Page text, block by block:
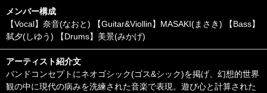
メンバー構成
【Vocal】奈音(なおと) 【Guitar&Viollin】MASAKI(まさき) 【Bass】
弑夕(しゆう) 【Drums】美景(みかげ)
アーティスト紹介文
バンドコンセプトにネオゴシック(ゴス&シック)を掲げ、幻想的世界
観の中に現代の病みを洗練された音楽で表現。遊び心と計算された